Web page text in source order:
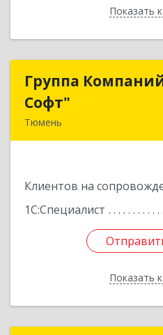
Показать
Группа
Софт"
Тюмень
Клиентов на
1С:Специалист
Показать
Группа